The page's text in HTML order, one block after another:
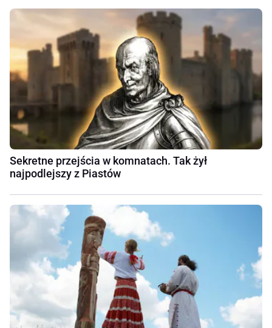
Sekretne przejścia w komnatach. Tak żył
najpodlejszy z Piastów